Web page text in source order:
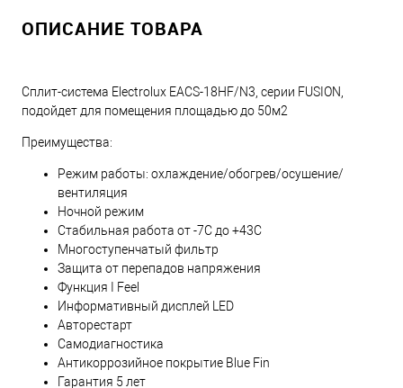
ОПИСАНИЕ ТОВАРА
Сплит-система Electrolux EACS-18HF/N3, серии FUSION,
подойдет для помещения площадью до 50м2
Преимущества:
Режим работы: охлаждение/обогрев/осушение/
вентиляция
Ночной режим
Стабильная работа от -7С до +43С
Многоступенчатый фильтр
Защита от перепадов напряжения
Функция I Feel
Информативный дисплей LED
Авторестарт
Самодиагностика
Антикоррозийное покрытие Blue Fin
Гарантия 5 лет